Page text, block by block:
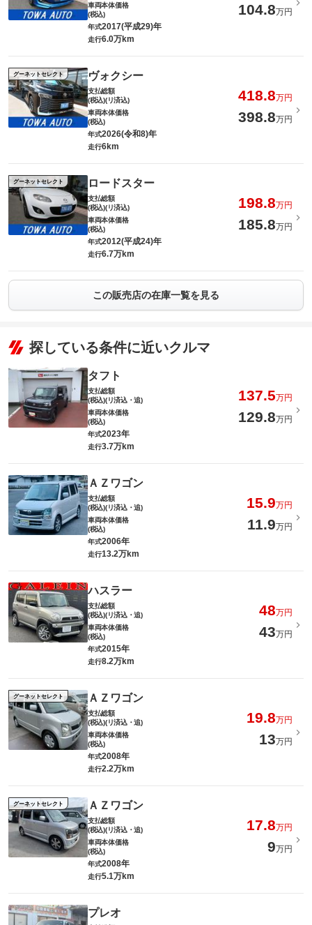
車両本体価格
(税込)
104.8万円
年式2017(平成29)年
走行6.0万km
グーネットセレクト ヴォクシー
支払総額
(税込)(リ済込)
418.8万円
車両本体価格
(税込)
398.8万円
年式2026(令和8)年
走行6km
グーネットセレクト ロードスター
支払総額
(税込)(リ済込)
198.8万円
車両本体価格
(税込)
185.8万円
年式2012(平成24)年
走行6.7万km
この販売店の在庫一覧を見る
探している条件に近いクルマ
タフト
支払総額
(税込)(リ済込・追)
137.5万円
車両本体価格
(税込)
129.8万円
年式2023年
走行3.7万km
ＡＺワゴン
支払総額
(税込)(リ済込・追)
15.9万円
車両本体価格
(税込)
11.9万円
年式2006年
走行13.2万km
ハスラー
支払総額
(税込)(リ済込・追)
48万円
車両本体価格
(税込)
43万円
年式2015年
走行8.2万km
グーネットセレクト ＡＺワゴン
支払総額
(税込)(リ済込・追)
19.8万円
車両本体価格
(税込)
13万円
年式2008年
走行2.2万km
グーネットセレクト ＡＺワゴン
支払総額
(税込)(リ済込・追)
17.8万円
車両本体価格
(税込)
9万円
年式2008年
走行5.1万km
プレオ